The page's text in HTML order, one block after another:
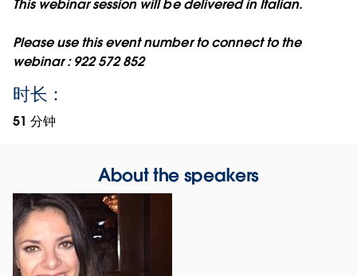
This webinar session will be delivered in Italian.
Please use this event number to connect to the
webinar : 922 572 852
时长：
51 分钟
About the speakers